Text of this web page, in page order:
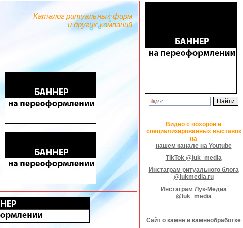
Каталог ритуальных фирм
и других компаний
Видео с похорон и
специализированных выставок
на
нашем канале на Youtube
TikTok @luk_media
Инстаграм ритуального блога
@lukmedia.ru
Инстаграм Лук-Медиа
@luk_media
Сайт о камне и камнеобработке